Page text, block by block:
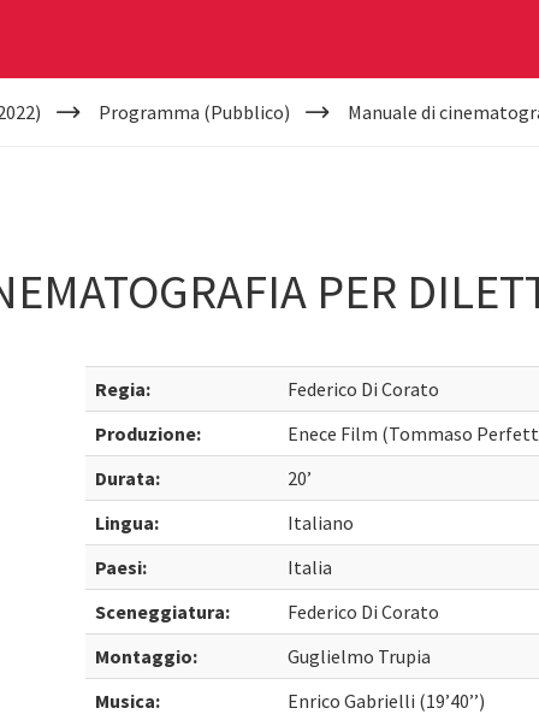
Programma (Pubblico) Manuale di
PER
Regia:
Federico Di Corato
Produzione:
Enece Film (Tommaso
Durata:
20’
Lingua:
Italiano
Paesi:
Italia
Sceneggiatura:
Federico Di Corato
Montaggio:
Guglielmo Trupia
Musica:
Enrico Gabrielli (19’40’’)